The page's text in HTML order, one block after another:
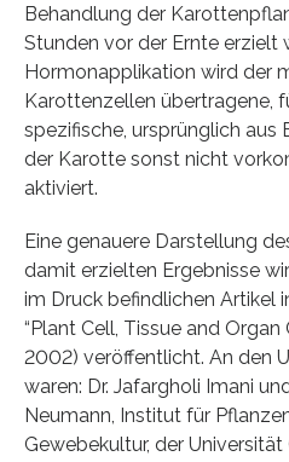
Behandlung der
Stunden vor der Ernte erzielt
Hormonapplikation wird der
Karottenzellen übertragene,
spezifische, ursprünglich aus
der Karotte sonst nicht
aktiviert.
Eine genauere Darstellung
damit erzielten Ergebnisse
im Druck befindlichen Artikel
“Plant Cell, Tissue and Organ
2002) veröffentlicht. An den
waren: Dr. Jafargholi Imani
Neumann, Institut für
Gewebekultur, der Universität